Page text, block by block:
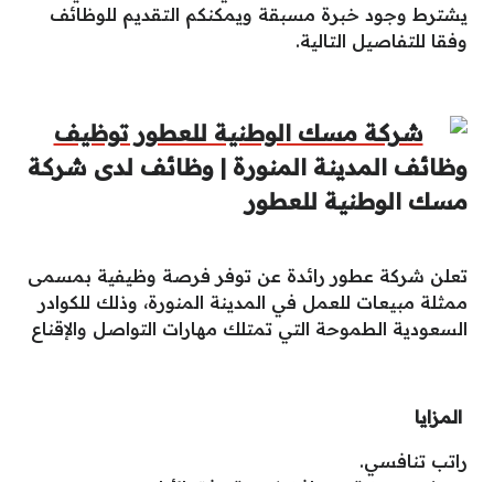
يشترط وجود خبرة مسبقة ويمكنكم التقديم للوظائف
وفقا للتفاصيل التالية.
وظائف المدينة المنورة | وظائف لدى شركة
مسك الوطنية للعطور
تعلن شركة عطور رائدة عن توفر فرصة وظيفية بمسمى
ممثلة مبيعات للعمل في المدينة المنورة، وذلك للكوادر
السعودية الطموحة التي تمتلك مهارات التواصل والإقناع
المزايا
راتب تنافسي.